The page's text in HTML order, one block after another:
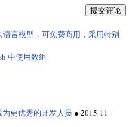
提交评论
言模型，可免费商用，采用特别
中使用数组
更优秀的开发人员 ● 2015-11-